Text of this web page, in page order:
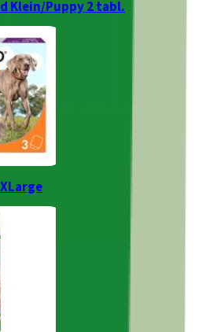
Klein/Puppy 2 tabl.